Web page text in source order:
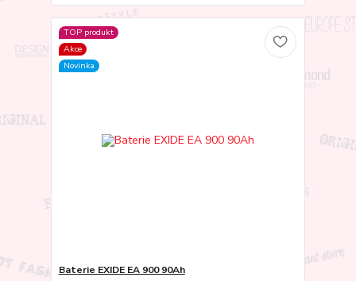
TOP produkt
Akce
Novinka
Baterie EXIDE EA 900 90Ah